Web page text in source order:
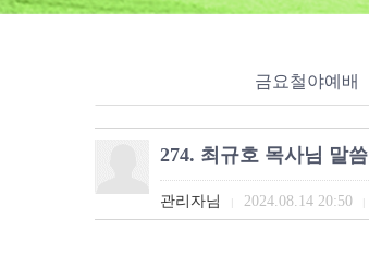
금요철야예배
274. 최규호 목사님 말씀
관리자님 2024.08.14 20:50